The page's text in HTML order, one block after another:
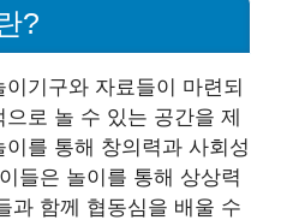
?
기구와 자료들이 마련되
로 놀 수 있는 공간을 제
를 통해 창의력과 사회성
들은 놀이를 통해 상상력
과 함께 협동심을 배울 수